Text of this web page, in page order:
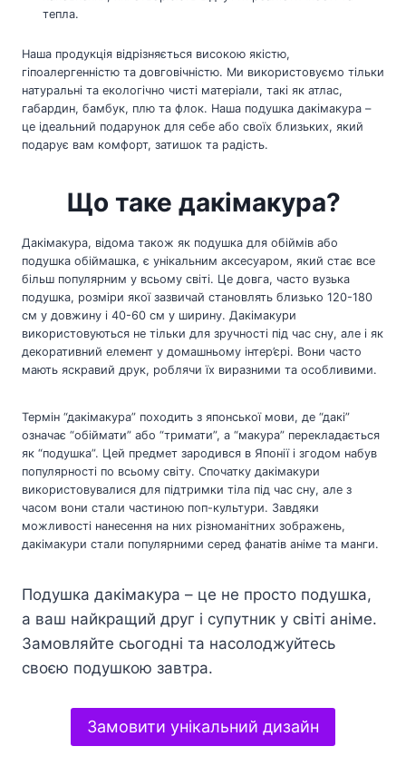
тепла.
Наша продукція відрізняється високою якістю,
гіпоалергенністю та довговічністю. Ми використовуємо тільки
натуральні та екологічно чисті матеріали, такі як атлас,
габардин, бамбук, плю та флок. Наша подушка дакімакура –
це ідеальний подарунок для себе або своїх близьких, який
подарує вам комфорт, затишок та радість.
Що таке дакімакура?
Дакімакура, відома також як подушка для обіймів або
подушка обіймашка, є унікальним аксесуаром, який стає все
більш популярним у всьому світі. Це довга, часто вузька
подушка, розміри якої зазвичай становлять близько 120-180
см у довжину і 40-60 см у ширину. Дакімакури
використовуються не тільки для зручності під час сну, але і як
декоративний елемент у домашньому інтер’єрі. Вони часто
мають яскравий друк, роблячи їх виразними та особливими.
Термін “дакімакура” походить з японської мови, де “дакі”
означає “обіймати” або “тримати”, а “макура” перекладається
як “подушка”. Цей предмет зародився в Японії і згодом набув
популярності по всьому світу. Спочатку дакімакури
використовувалися для підтримки тіла під час сну, але з
часом вони стали частиною поп-культури. Завдяки
можливості нанесення на них різноманітних зображень,
дакімакури стали популярними серед фанатів аніме та манги.
Подушка дакімакура – це не просто подушка,
а ваш найкращий друг і супутник у світі аніме.
Замовляйте сьогодні та насолоджуйтесь
своєю подушкою завтра.
Замовити унікальний дизайн